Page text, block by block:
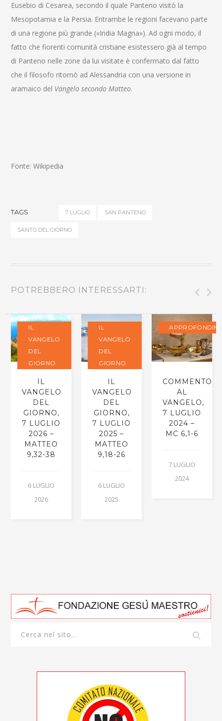
Eusebio di Cesarea, secondo il quale Panteno visitò la
Mesopotamia e la Persia. Entrambe le regioni facevano parte
di una regione più grande («India Magna»). Ad ogni modo, il
fatto che fiorenti comunità cristiane esistessero già al tempo
di Panteno nelle zone da lui visitate è confermato dal fatto
che il filosofo ritornò ad Alessandria con una versione in
aramaico del Vangelo secondo Matteo.
Fonte: Wikipedia
TAGS 7 LUGLIO SAN PANTENO
SANTO DEL GIORNO
POTREBBERO INTERESSARTI:
IL
VANGELO
DEL
GIORNO
IL
VANGELO
DEL
GIORNO,
7 LUGLIO
2026 –
MATTEO
9,32-38
6 LUGLIO
2026
IL
VANGELO
DEL
GIORNO
IL
VANGELO
DEL
GIORNO,
7 LUGLIO
2025 –
MATTEO
9,18-26
6 LUGLIO
2025
COMMENTO
AL
VANGELO,
7 LUGLIO
2024 –
MC 6,1-6
7 LUGLIO
2024